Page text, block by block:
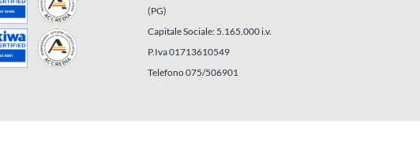
(PG)
Capitale Sociale: 5.165.000 i.v.
P.Iva 01713610549
Telefono 075/506901